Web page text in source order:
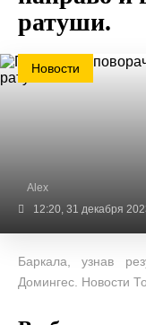
ратуши.
Новости
Alex
12:20, 31 декабря
Баркала, узнав
Домингес. Новости